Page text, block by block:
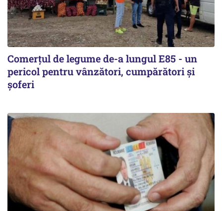
Comerțul de legume de-a lungul E85 - un
pericol pentru vânzători, cumpărători și
șoferi